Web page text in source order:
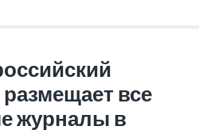
все
журналы в